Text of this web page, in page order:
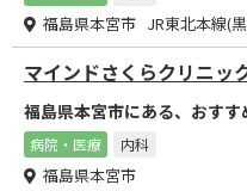
福島県本宮市 JR東北本線(
マインドさくらクリニッ
福島県本宮市にある、おすす
病院・医療 内科
福島県本宮市